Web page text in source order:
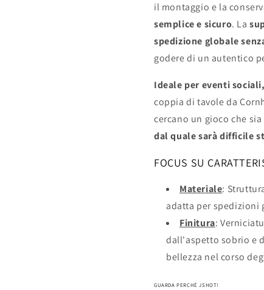
il montaggio e la
semplice e sicuro. La
spedizione globale
godere di un autentico
Ideale per eventi
coppia di tavole da
cercano un gioco che
dal quale sarà difficile
FOCUS SU
Materiale:
adatta per spedizioni
Finitura:
dall'aspetto sobrio e
bellezza nel corso
GUARDA PERCHÈ JSHOT!